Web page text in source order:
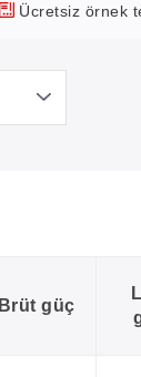
Ücretsiz örnek
Brüt güç